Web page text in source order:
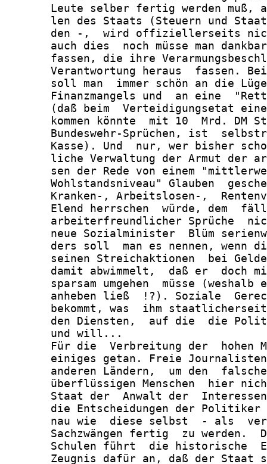
Leute selber fertig werden muß,
len des Staats (Steuern und
den -,  wird offiziellerseits
auch dies  noch müsse man
fassen, die ihre
Verantwortung heraus  fassen.
soll man  immer schön an die
Finanzmangels und  an eine
(daß beim  Verteidigungsetat
kommen könnte  mit 10  Mrd. DM
Bundeswehr-Sprüchen, ist
Kasse). Und  nur, wer bisher
liche Verwaltung der Armut der
sen der Rede von einem
Wohlstandsniveau" Glauben
Kranken-, Arbeitslosen-,
Elend herrschen  würde, dem
arbeiterfreundlicher Sprüche
neue Sozialminister  Blüm
ders soll  man es nennen, wenn
seinen Streichaktionen  bei
damit abwimmelt,  daß er  doch
sparsam umgehen  müsse (weshalb
anheben ließ  !?). Soziale
bekommt, was  ihm
den Diensten,  auf die  die
       und will...
Für die  Verbreitung der  hohen
einiges getan. Freie
anderen Ländern,  um den
überflüssigen Menschen  hier
Staat der  Anwalt der
die Entscheidungen der
nau wie  diese selbst  - als
Sachzwängen fertig  zu werden.
Schulen führt  die historische
Zeugnis dafür an, daß der Staat